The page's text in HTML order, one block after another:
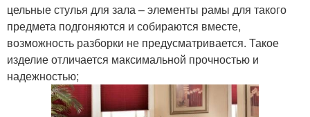
цельные стулья для зала – элементы рамы для такого
предмета подгоняются и собираются вместе,
возможность разборки не предусматривается. Такое
изделие отличается максимальной прочностью и
надежностью;